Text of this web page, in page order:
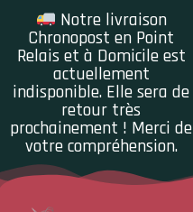
Notre livraison
Chronopost en Point
Relais et à Domicile est
actuellement
indisponible. Elle sera de
retour très
prochainement ! Merci de
votre compréhension.